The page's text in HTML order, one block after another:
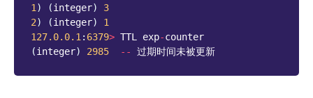
1) (integer)
3
2) (integer)
1
127.0.0.1: 6379> TTL exp-counter
(integer) 2985 -- 过期时间未被更新